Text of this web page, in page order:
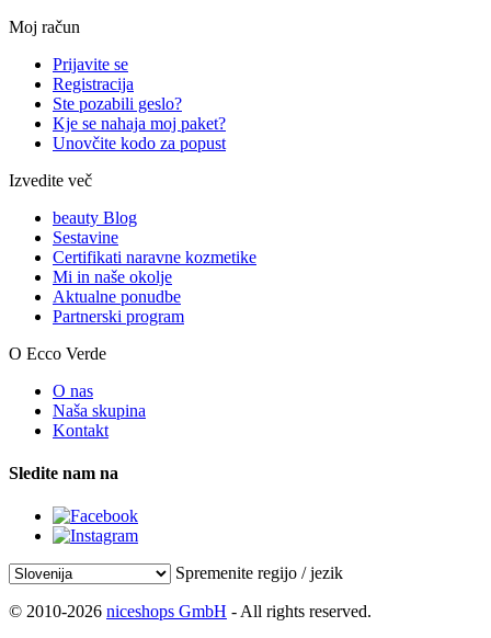
Moj račun
Prijavite se
Registracija
Ste pozabili geslo?
Kje se nahaja moj paket?
Unovčite kodo za popust
Izvedite več
beauty Blog
Sestavine
Certifikati naravne kozmetike
Mi in naše okolje
Aktualne ponudbe
Partnerski program
O Ecco Verde
O nas
Naša skupina
Kontakt
Sledite nam na
Spremenite regijo / jezik
© 2010-2026 niceshops GmbH - All rights reserved.